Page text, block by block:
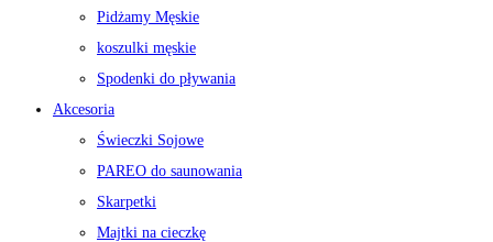
Pidżamy Męskie
koszulki męskie
Spodenki do pływania
Akcesoria
Świeczki Sojowe
PAREO do saunowania
Skarpetki
Majtki na cieczkę